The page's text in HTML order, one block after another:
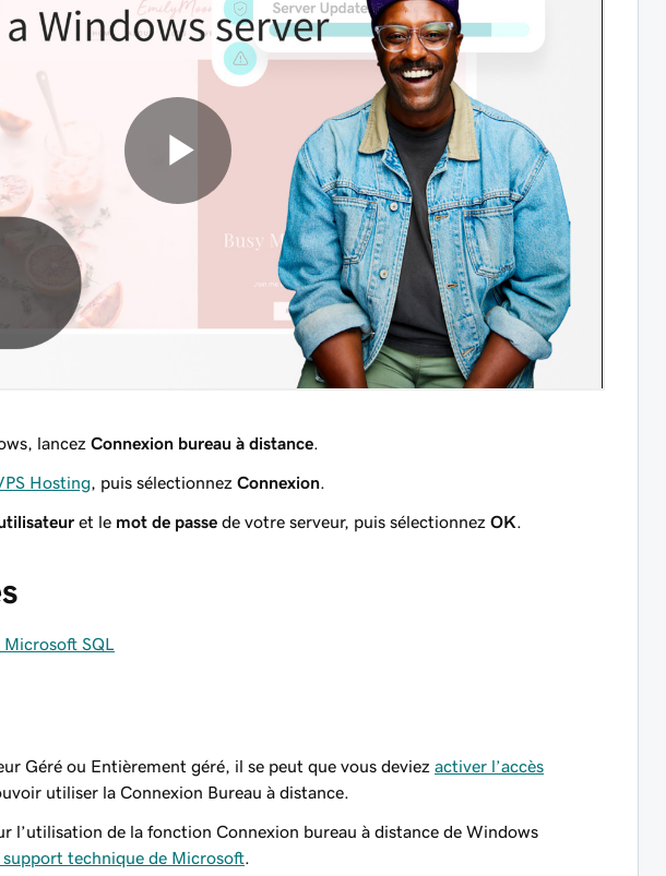
lancez Connexion bureau à distance
Hosting , puis sélectionnez Connexion
et le mot de passe de votre serveur, puis sélectionnez OK
SQL
Géré ou Entièrement géré, il se peut que vous deviez activer l’accès
utiliser la Connexion Bureau à distance.
l’utilisation de la fonction Connexion bureau à distance de Windows
technique de Microsoft